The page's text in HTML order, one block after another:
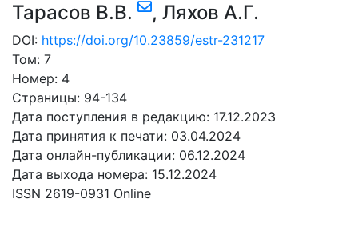
Тарасов В.В. , Ляхов А.Г.
DOI: https://doi.org/10.23859/estr-231217
Том: 7
Номер: 4
Страницы: 94-134
Дата поступления в редакцию: 17.12.2023
Дата принятия к печати: 03.04.2024
Дата онлайн-публикации: 06.12.2024
Дата выхода номера: 15.12.2024
ISSN 2619-0931 Online